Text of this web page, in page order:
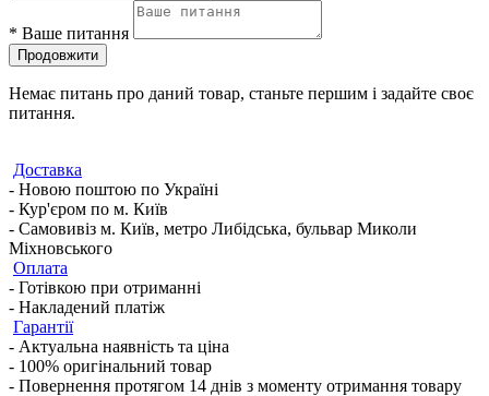
* Ваше питання
Продовжити
Немає питань про даний товар, станьте першим і задайте своє
питання.
Доставка
- Новою поштою по Україні
- Кур'єром по м. Київ
- Самовивіз м. Київ, метро Либідська, бульвар Миколи
Міхновського
Оплата
- Готівкою при отриманні
- Накладений платіж
Гарантії
- Актуальна наявність та ціна
- 100% оригінальний товар
- Повернення протягом 14 днів з моменту отримання товару